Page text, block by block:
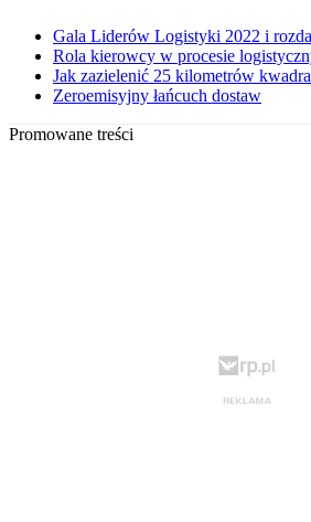
Gala Liderów Logistyki 2022 i
Rola kierowcy w procesie
Jak zazielenić 25 kilometrów
Zeroemisyjny łańcuch dostaw
Promowane treści